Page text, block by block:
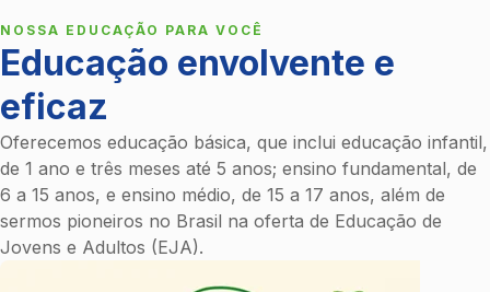
NOSSA EDUCAÇÃO PARA VOCÊ
Educação envolvente e
eficaz
Oferecemos educação básica, que inclui educação infantil,
de 1 ano e três meses até 5 anos; ensino fundamental, de
6 a 15 anos, e ensino médio, de 15 a 17 anos, além de
sermos pioneiros no Brasil na oferta de Educação de
Jovens e Adultos (EJA).
EDUCAÇÃO BÁSICA
Educação infantil, ensino fundamental e
médio
Todas as etapas da educação básica, de 1 ano e 3 meses
aos 17 anos.
Estude com a gente